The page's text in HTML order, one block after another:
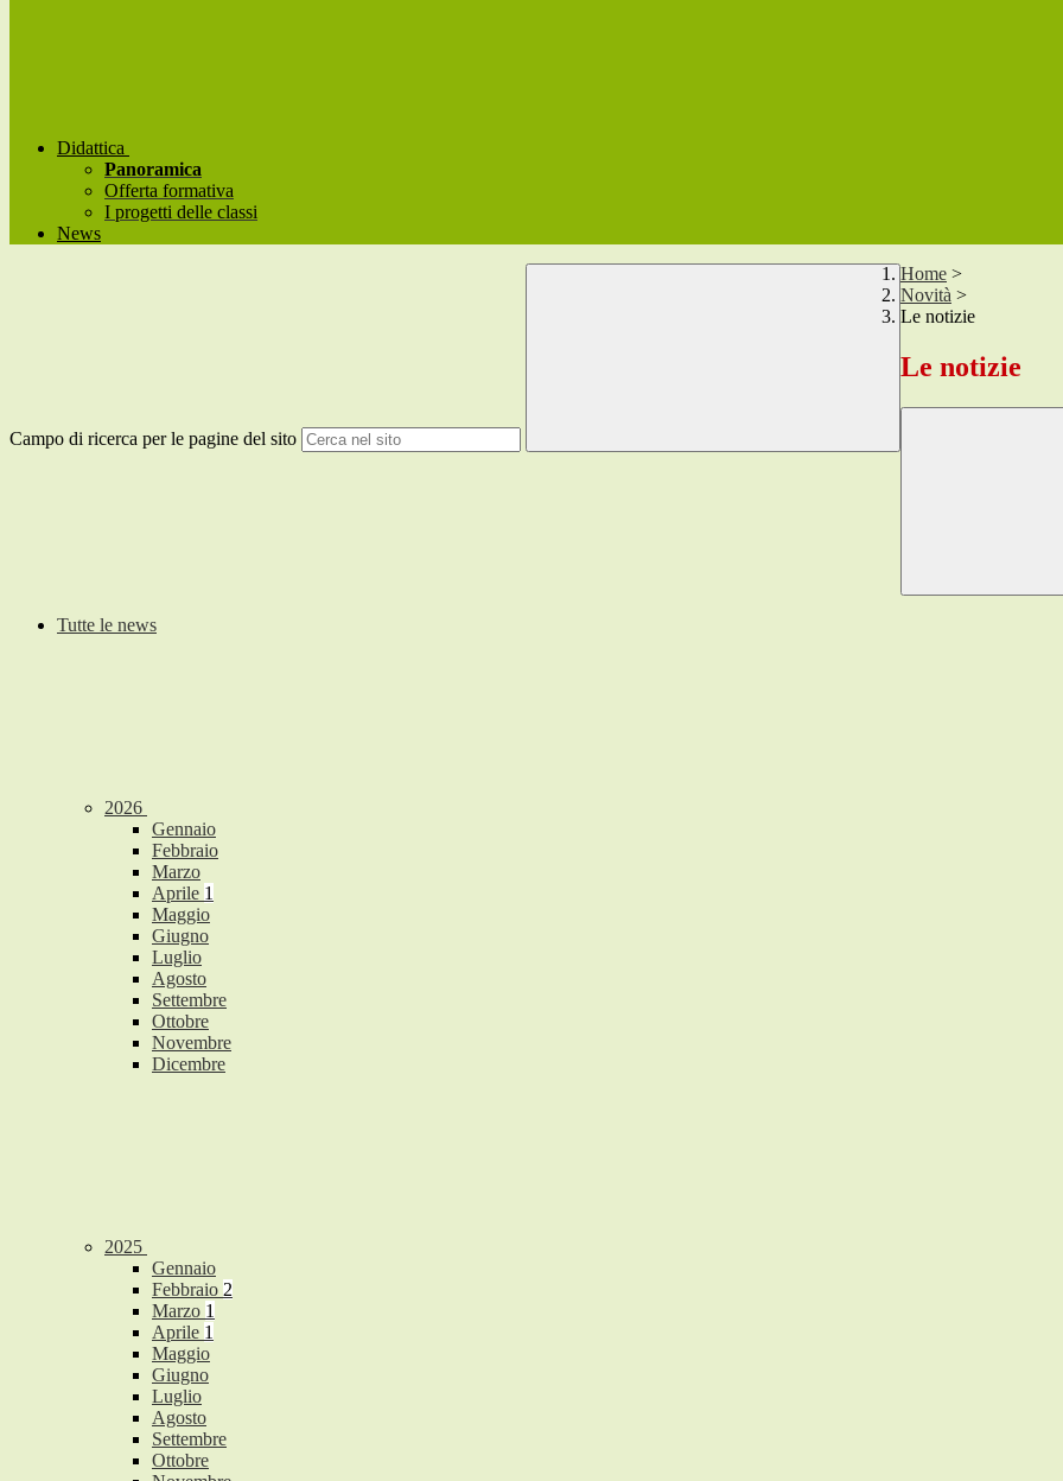
Didattica
Panoramica
Offerta formativa
I progetti delle classi
News
Campo di ricerca per le pagine del sito
Home >
Novità >
Le notizie
Le notizie
Tutte le news
2026
Gennaio
Febbraio
Marzo
Aprile 1
Maggio
Giugno
Luglio
Agosto
Settembre
Ottobre
Novembre
Dicembre
2025
Gennaio
Febbraio 2
Marzo 1
Aprile 1
Maggio
Giugno
Luglio
Agosto
Settembre
Ottobre